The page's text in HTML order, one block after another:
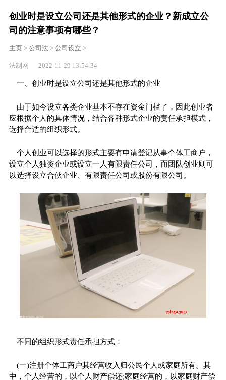
创业时是设立公司还是其他形式的企业？新成立公
司的注意事项有哪些？
主页> 公司法> 公司设立 >
法制网 2022-11-29 13:54:34
一、创业时是设立公司还是其他形式的企业
由于如今设立各类企业基本不存在资金门槛了，因此创业者
应根据个人的具体情况，结合各种形式企业的责任承担模式，
选择合适的组织形式。
个人创业可以选择的形式主要有申请登记从事个体工商户，
设立个人独资企业或设立一人有限责任公司，而团队创业则可
以选择设立合伙企业、有限责任公司或股份有限公司。
不同的组织形式责任承担方式：
(一)注册个体工商户其经营收入归公民个人或家庭所有。其
中，个人经营的，以个人财产偿还;家庭经营的，以家庭财产偿